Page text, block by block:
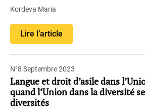
Kordeva Maria
Lire l’article
N°8 Septembre 2023
Langue et droit d’asile dans
quand l’Union dans la diversité
diversités